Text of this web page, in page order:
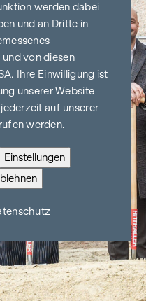
werden dabei
und an Dritte in
von diesen
Ihre Einwilligung ist
unserer Website
auf unserer
werden.
Einstellungen